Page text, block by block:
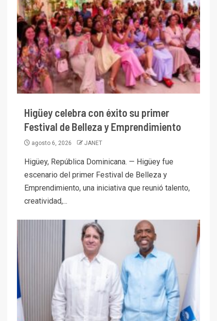
Higüey celebra con éxito su primer
Festival de Belleza y Emprendimiento
agosto 6, 2026 JANET
Higüey, República Dominicana. — Higüey fue
escenario del primer Festival de Belleza y
Emprendimiento, una iniciativa que reunió talento,
creatividad,...